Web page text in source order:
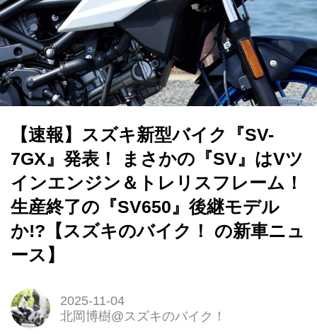
【速報】スズキ新型バイク『SV-
7GX』発表！ まさかの『SV』はVツ
インエンジン＆トレリスフレーム！
生産終了の『SV650』後継モデル
か!?【スズキのバイク！ の新車ニュ
ース】
2025-11-04
北岡博樹@スズキのバイク！